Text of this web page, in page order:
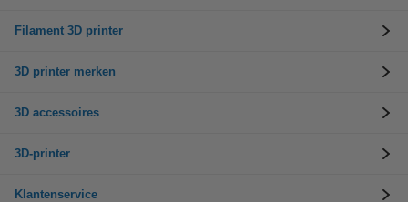
Filament 3D printer
3D printer merken
3D accessoires
3D-printer
Klantenservice